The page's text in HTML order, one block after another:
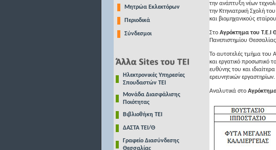
Μητρώα Εκλεκτόρων
Περιοδικά
Σύνδεσμοι
Ηλεκτρονικές Υπηρεσίες
Σπουδαστών ΤΕΙ
Μονάδα Διασφάλισης
Ποιότητας
Βιβλιοθήκη ΤΕΙ
ΔΑΣΤΑ ΤΕΙ/Θ
Γραφείο Διασύνδεσης
Θεσσαλίας
την ανάπτυξη νέων
την Kτηνιατρική Σχολή
και βιομηχανικούς
Στο Αγρόκτημα του Τ.Ε.Ι
Πανεπιστημίου
Το αυτοτελές τμήμα του
και εργατικό προσωπικό
ευθύνης του και
ερευνητικών εργαστηρίων.
Αναλυτικά στο